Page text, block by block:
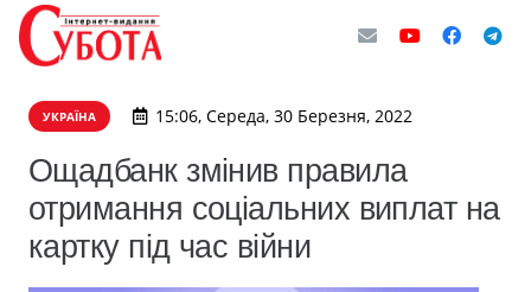
УКРАЇНА 15:06, Середа, 30 Березня, 2022
Ощадбанк змінив правила
отримання соціальних виплат на
картку під час війни